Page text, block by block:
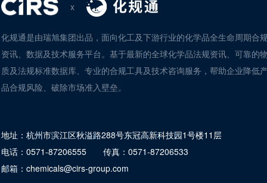
x
化规通是由瑞旭集团出品，面向化工及下游行业的化学品全生命周期合
资讯、数据及技术服务平台。基于最新的全球化学品法规资讯、可靠的
质及法规标准数据库、专业的合规工具及技术咨询服务，帮助企业降低
品合规风险、破除市场准入壁垒。
地址： 杭州市滨江区秋溢路288号东冠高新科技园1号楼11层
电话： 0571-87206555 传真： 0571-87206533
邮箱： chemicals@cirs-group.com